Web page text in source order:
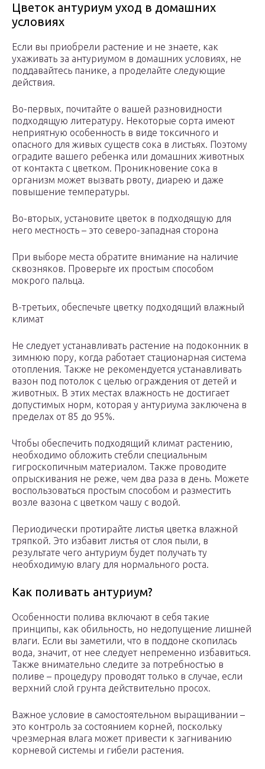
Цветок антуриум уход в домашних
условиях
Если вы приобрели растение и не знаете, как
ухаживать за антуриумом в домашних условиях, не
поддавайтесь панике, а проделайте следующие
действия.
Во-первых, почитайте о вашей разновидности
подходящую литературу. Некоторые сорта имеют
неприятную особенность в виде токсичного и
опасного для живых существ сока в листьях. Поэтому
оградите вашего ребенка или домашних животных
от контакта с цветком. Проникновение сока в
организм может вызвать рвоту, диарею и даже
повышение температуры.
Во-вторых, установите цветок в подходящую для
него местность – это северо-западная сторона
При выборе места обратите внимание на наличие
сквозняков. Проверьте их простым способом
мокрого пальца.
В-третьих, обеспечьте цветку подходящий влажный
климат
Не следует устанавливать растение на подоконник в
зимнюю пору, когда работает стационарная система
отопления. Также не рекомендуется устанавливать
вазон под потолок с целью ограждения от детей и
животных. В этих местах влажность не достигает
допустимых норм, которая у антуриума заключена в
пределах от 85 до 95%.
Чтобы обеспечить подходящий климат растению,
необходимо обложить стебли специальным
гигроскопичным материалом. Также проводите
опрыскивания не реже, чем два раза в день. Можете
воспользоваться простым способом и разместить
возле вазона с цветком чашу с водой.
Периодически протирайте листья цветка влажной
тряпкой. Это избавит листья от слоя пыли, в
результате чего антуриум будет получать ту
необходимую влагу для нормального роста.
Как поливать антуриум?
Особенности полива включают в себя такие
принципы, как обильность, но недопущение лишней
влаги. Если вы заметили, что в поддоне скопилась
вода, значит, от нее следует непременно избавиться.
Также внимательно следите за потребностью в
поливе – процедуру проводят только в случае, если
верхний слой грунта действительно просох.
Важное условие в самостоятельном выращивании –
это контроль за состоянием корней, поскольку
чрезмерная влага может привести к загниванию
корневой системы и гибели растения.